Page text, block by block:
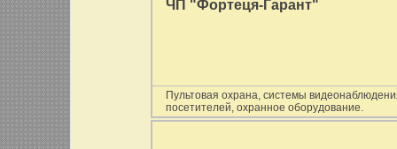
ЧП "Фортеця-Гарант"
Пультовая охрана, системы
посетителей, охранное оборудование.